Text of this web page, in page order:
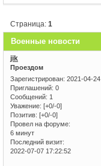
Военные новости
Страница:1
jik
Проездом
Зарегистрирован: 2021-04-24
Приглашений: 0
Сообщений: 1
Уважение: [+0/-0]
Позитив: [+0/-0]
Провел на форуме:
6 минут
Последний визит:
2022-07-07 17:22:52